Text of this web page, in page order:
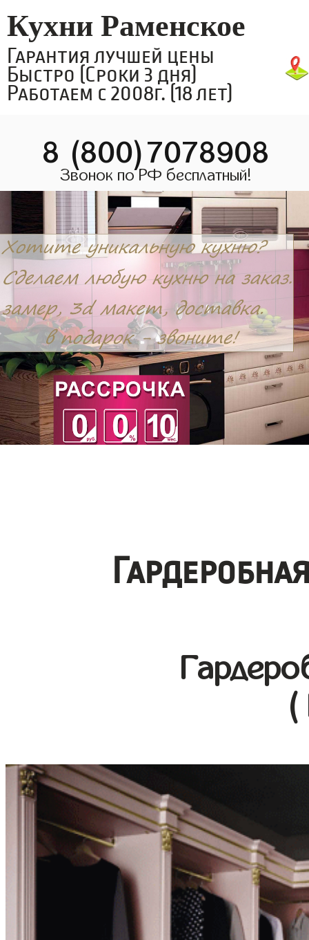
Кухни Раменское
Гарантия лучшей цены
Быстро (Сроки 3 дня)
Работаем с 2008г. (18 лет)
8 (800)7078908
Звонок по РФ бесплатный!
(